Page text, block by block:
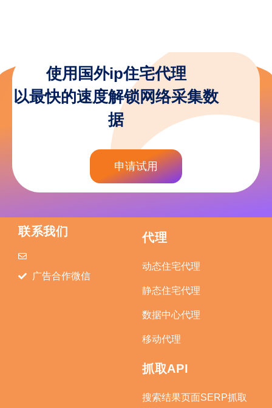
使用国外ip住宅代理
以最快的速度解锁网络采集数
据
申请试用
联系我们
广告合作微信
代理
动态住宅代理
静态住宅代理
数据中心代理
移动代理
抓取API
搜索结果页面SERP抓取